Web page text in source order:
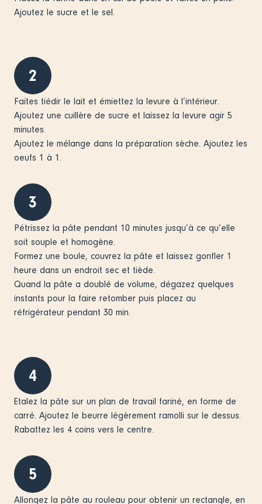
Ajoutez le sucre et le sel.
2
Faites tiédir le lait et émiettez la levure à l’intérieur.
Ajoutez une cuillère de sucre et laissez la levure agir 5
minutes.
Ajoutez le mélange dans la préparation sèche. Ajoutez les
oeufs 1 à 1.
3
Pétrissez la pâte pendant 10 minutes jusqu’à ce qu’elle
soit souple et homogène.
Formez une boule, couvrez la pâte et laissez gonfler 1
heure dans un endroit sec et tiède.
Quand la pâte a doublé de volume, dégazez quelques
instants pour la faire retomber puis placez au
réfrigérateur pendant 30 min.
4
Etalez la pâte sur un plan de travail fariné, en forme de
carré. Ajoutez le beurre légèrement ramolli sur le dessus.
Rabattez les 4 coins vers le centre.
5
Allongez la pâte au rouleau pour obtenir un rectangle, en